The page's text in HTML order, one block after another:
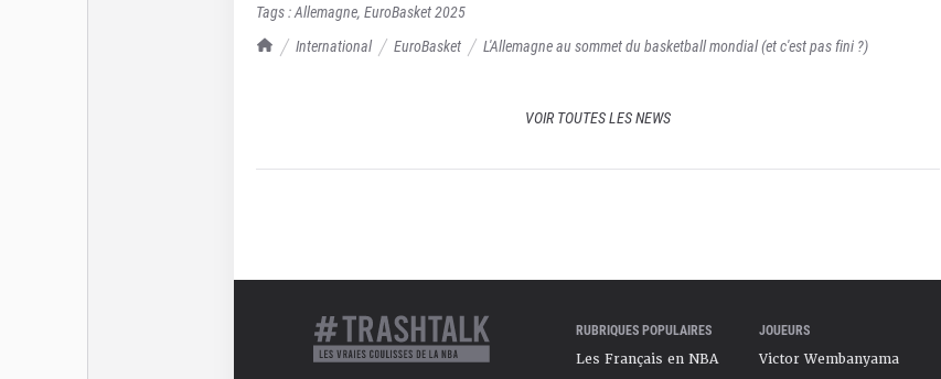
TrashTalk Actu NBA
International EuroBasket L'Allemagne au sommet du basketball mondial (et c'est pas fini ?)
Tags :Allemagne, EuroBasket 2025
VOIR TOUTES LES NEWS
RUBRIQUES POPULAIRES
Les Français en NBA
JOUEURS
Victor Wembanyama